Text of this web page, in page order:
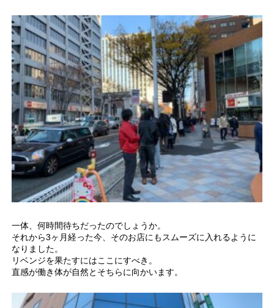
一体、何時間待ちだったのでしょうか。
それから3ヶ月経った今、そのお店にもスムーズに入れるように
なりました。
リベンジを果たすにはここにすべき。
直感が働き体が自然とそちらに向かいます。